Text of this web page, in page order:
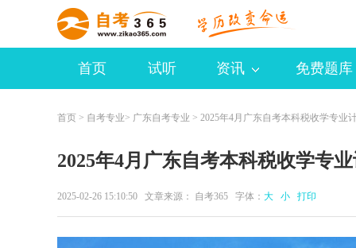
首页 试听 资讯 免费题库
首页 > 自考专业> 广东自考专业 > 2025年4月广东自考本科税收学专业
2025年4月广东自考本科税收学专业
2025-02-26 15:10:50 文章来源： 自考365 字体： 大 小 打印